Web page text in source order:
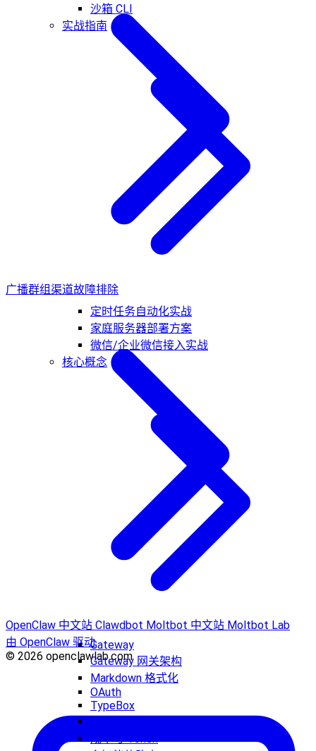
沙箱 CLI
实战指南
定时任务自动化实战
家庭服务器部署方案
微信/企业微信接入实战
核心概念
Gateway
Gateway 网关架构
Markdown 格式化
OAuth
TypeBox
成本与 Token
广播群组渠道故障排除
OpenClaw 中文站 Clawdbot Moltbot 中文站 Moltbot Lab
由 OpenClaw 驱动
© 2026 openclawlab.com